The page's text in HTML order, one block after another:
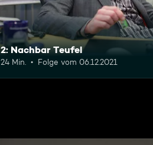
2: Nachbar Teufel
24 Min. Folge vom 06.12.2021